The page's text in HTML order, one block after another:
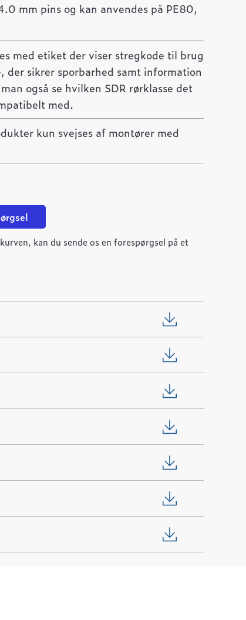
mm pins og kan anvendes på PE80,
med etiket der viser stregkode til brug
der sikrer sporbarhed samt information
også se hvilken SDR rørklasse det
med.
kun svejses af montører med
kan du sende os en forespørgsel på et